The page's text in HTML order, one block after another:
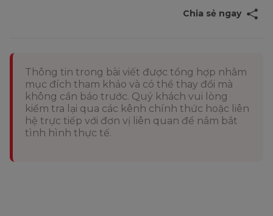
Chia sẻ ngay
Thông tin trong bài viết được tổng hợp nhằm
mục đích tham khảo và có thể thay đổi mà
không cần báo trước. Quý khách vui lòng
kiểm tra lại qua các kênh chính thức hoặc liên
hệ trực tiếp với đơn vị liên quan để nắm bắt
tình hình thực tế.